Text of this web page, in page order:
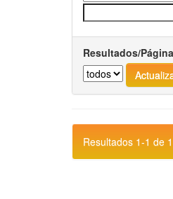
Resultados/Página
Resultados 1-1 de